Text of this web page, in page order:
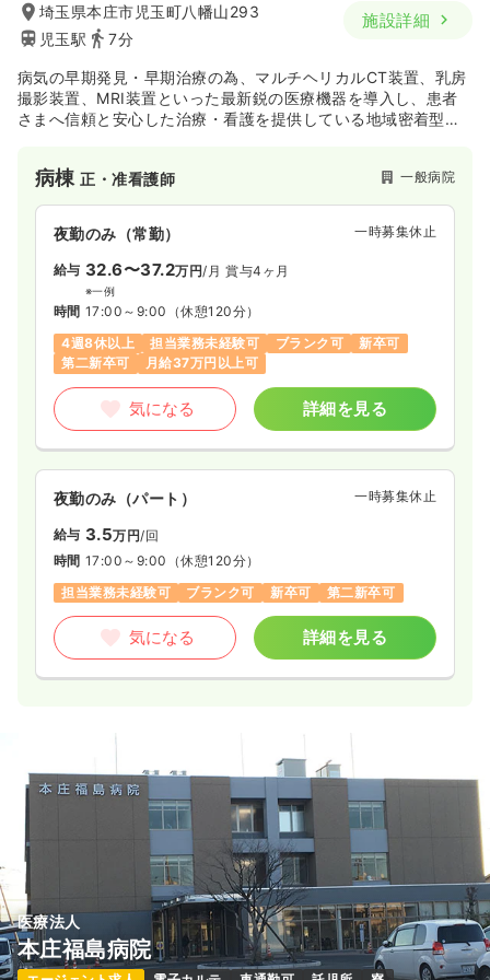
埼玉県本庄市児玉町八幡山293
児玉駅
7分
施設詳細
病気の早期発見・早期治療の為、マルチヘリカルCT装置、乳房
撮影装置、MRI装置といった最新鋭の医療機器を導入し、患者
さまへ信頼と安心した治療・看護を提供している地域密着型の
病棟正・准看護師 一般病院
夜勤のみ（常勤） 一時募集休止
給与 32.6〜37.2万円/月 賞与4ヶ月
※一例
時間 17:00～9:00 （休憩120分）
4週8休以上
担当業務未経験可 ブランク可
新卒可
第二新卒可
月給37万円以上可
気になる 詳細を見る
夜勤のみ（パート） 一時募集休止
給与 3.5万円/回
時間 17:00～9:00 （休憩120分）
担当業務未経験可
ブランク可 新卒可 第二新卒可
気になる 詳細を見る
医療法人
本庄福島病院